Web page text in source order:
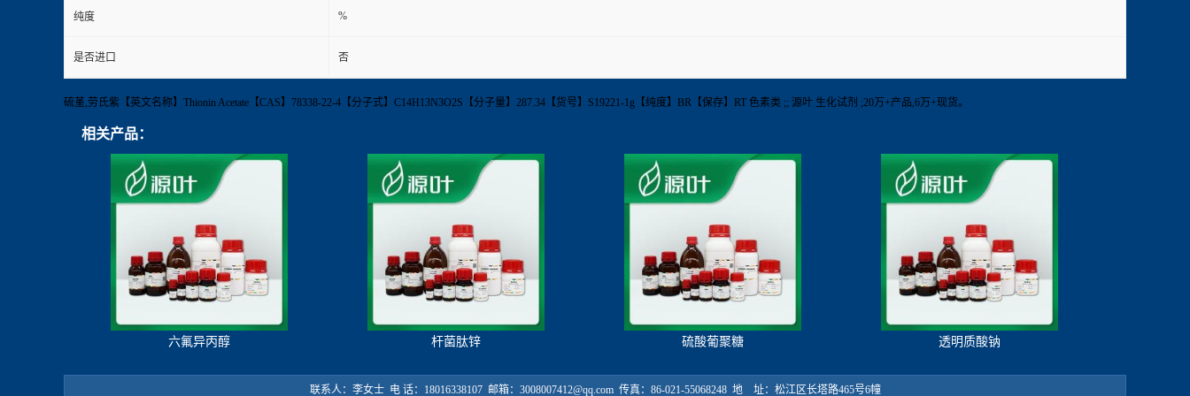
纯度 %
是否进口 否
硫堇,劳氏紫【英文名称】Thionin Acetate【CAS】78338-22-4【分子式】C14H13N3O2S【分子量】287.34【货号】S19221-1g【纯度】BR【保存】RT 色素类 ;; 源叶 生化试剂 ;20万+产品,6万+现货。
相关产品：
六氟异丙醇 杆菌肽锌 硫酸葡聚糖 透明质酸钠
联系人：李女士 电 话：18016338107 邮箱：3008007412@qq.com 传真：86-021-55068248 地 址：松江区长塔路465号6幢